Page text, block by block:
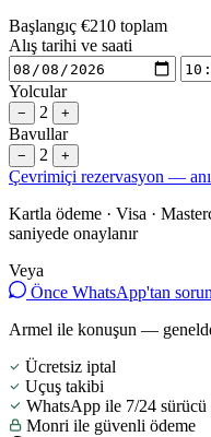
Başlangıç €210 toplam
Alış tarihi ve saati
Yolcular
− 2 +
Bavullar
− 2 +
Çevrimiçi rezervasyon —
Kartla ödeme · Visa ·
saniyede onaylanır
Veya
Önce WhatsApp'tan sorun
Armel ile konuşun —
Ücretsiz iptal
Uçuş takibi
WhatsApp ile 7/24 sürücü
Monri ile güvenli ödeme